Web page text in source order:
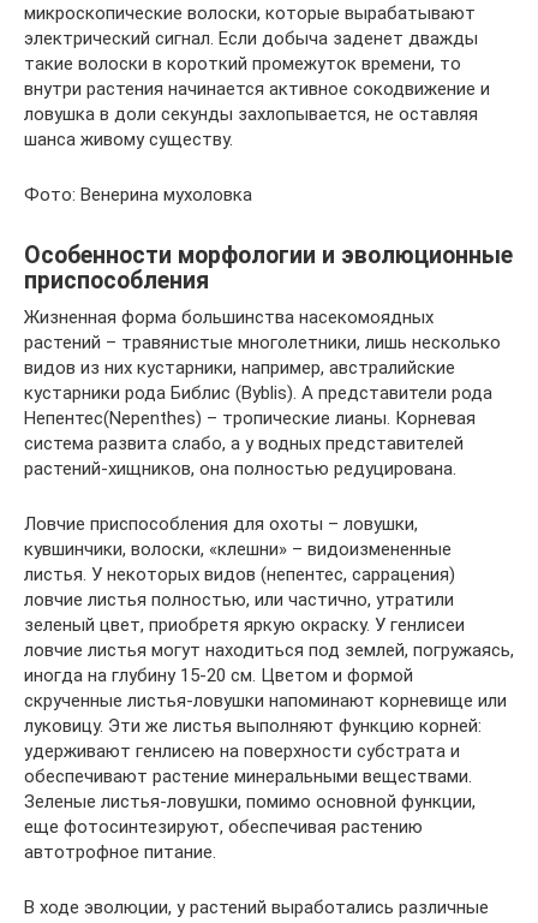
микроскопические волоски, которые вырабатывают
электрический сигнал. Если добыча заденет дважды
такие волоски в короткий промежуток времени, то
внутри растения начинается активное сокодвижение и
ловушка в доли секунды захлопывается, не оставляя
шанса живому существу.
Фото: Венерина мухоловка
Особенности морфологии и эволюционные
приспособления
Жизненная форма большинства насекомоядных
растений – травянистые многолетники, лишь несколько
видов из них кустарники, например, австралийские
кустарники рода Библис (Byblis). А представители рода
Непентес(Nepenthes) – тропические лианы. Корневая
система развита слабо, а у водных представителей
растений-хищников, она полностью редуцирована.
Ловчие приспособления для охоты – ловушки,
кувшинчики, волоски, «клешни» – видоизмененные
листья. У некоторых видов (непентес, саррацения)
ловчие листья полностью, или частично, утратили
зеленый цвет, приобретя яркую окраску. У генлисеи
ловчие листья могут находиться под землей, погружаясь,
иногда на глубину 15-20 см. Цветом и формой
скрученные листья-ловушки напоминают корневище или
луковицу. Эти же листья выполняют функцию корней:
удерживают генлисею на поверхности субстрата и
обеспечивают растение минеральными веществами.
Зеленые листья-ловушки, помимо основной функции,
еще фотосинтезируют, обеспечивая растению
автотрофное питание.
В ходе эволюции, у растений выработались различные